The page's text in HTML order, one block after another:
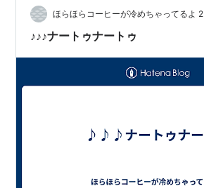
ほらほらコーヒーが冷めちゃってるよ 2
♪♪♪ナートゥナートゥ